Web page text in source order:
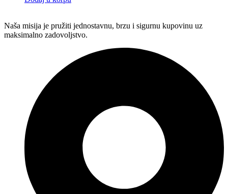
Naša misija je pružiti jednostavnu, brzu i sigurnu kupovinu uz
maksimalno zadovoljstvo.